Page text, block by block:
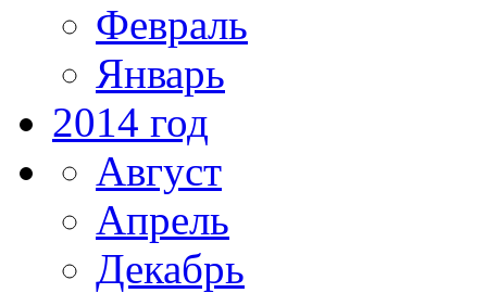
Февраль
Январь
2014 год
Август
Апрель
Декабрь